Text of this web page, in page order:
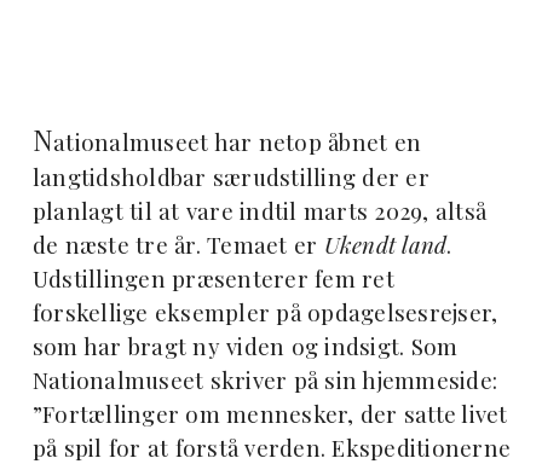
Nationalmuseet har netop åbnet en
langtidsholdbar særudstilling der er
planlagt til at vare indtil marts 2029, altså
de næste tre år. Temaet er Ukendt land.
Udstillingen præsenterer fem ret
forskellige eksempler på opdagelsesrejser,
som har bragt ny viden og indsigt. Som
Nationalmuseet skriver på sin hjemmeside:
”Fortællinger om mennesker, der satte livet
på spil for at forstå verden. Ekspeditionerne